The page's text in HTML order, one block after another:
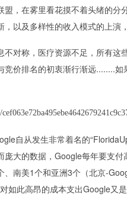
，在雾里看花摸不着头绪的分
以及多样性的收入模式的上演
对称，医疗资源不足，所有这
价排名的初衷渐行渐远........如
自从发生非常着名的
大的数据，Google每年要支
南美1个和亚洲3个（北京-
如此高昂的成本支出Google又